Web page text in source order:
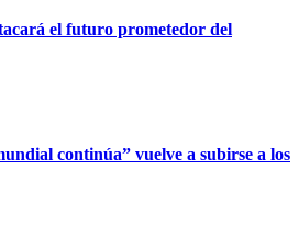
el futuro prometedor del
continúa” vuelve a subirse a los